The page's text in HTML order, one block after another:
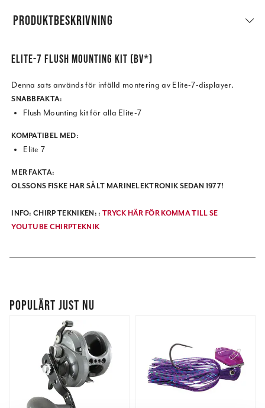
PRODUKTBESKRIVNING
ELITE-7 FLUSH MOUNTING KIT (BV*)
Denna sats används för infälld montering av Elite-7-displayer.
SNABBFAKTA:
Flush Mounting kit för alla Elite-7
KOMPATIBEL MED:
Elite 7
MER FAKTA:
OLSSONS FISKE HAR SÅLT MARINELEKTRONIK SEDAN 1977!
INFO: CHIRP TEKNIKEN: : TRYCK HÄR FÖR KOMMA TILL SE
YOUTUBE CHIRPTEKNIK
POPULÄRT JUST NU